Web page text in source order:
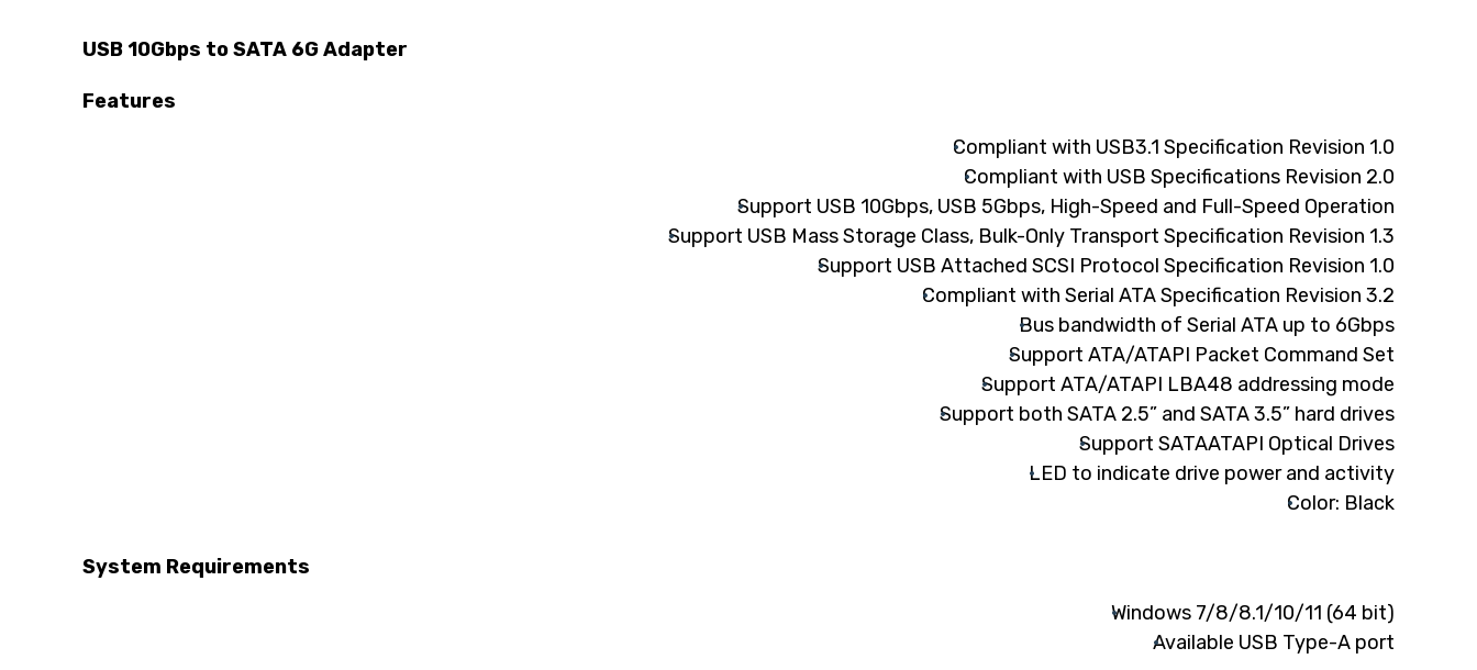
USB 10Gbps to SATA 6G Adapter
Features
Compliant with USB3.1 Specification Revision 1.0
Compliant with USB Specifications Revision 2.0
Support USB 10Gbps, USB 5Gbps, High-Speed and Full-Speed Operation
Support USB Mass Storage Class, Bulk-Only Transport Specification Revision 1.3
Support USB Attached SCSI Protocol Specification Revision 1.0
Compliant with Serial ATA Specification Revision 3.2
Bus bandwidth of Serial ATA up to 6Gbps
Support ATA/ATAPI Packet Command Set
Support ATA/ATAPI LBA48 addressing mode
Support both SATA 2.5” and SATA 3.5” hard drives
Support SATAATAPI Optical Drives
LED to indicate drive power and activity
Color: Black
System Requirements
Windows 7/8/8.1/10/11 (64 bit)
Available USB Type-A port